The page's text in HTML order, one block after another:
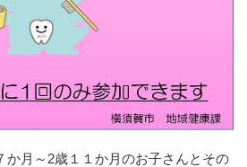
か月～2歳１１か月のお子さんとその